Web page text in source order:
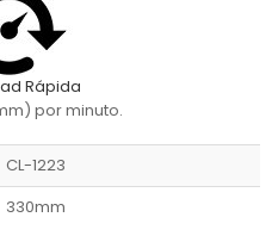
Rápida
por minuto.
CL-1223
330mm